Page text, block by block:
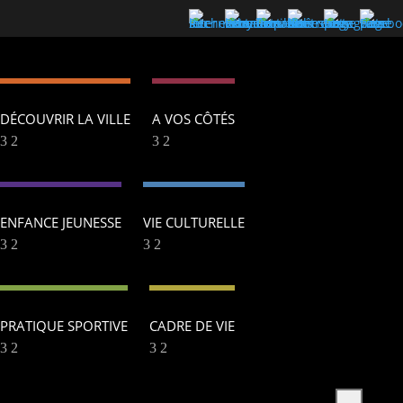
DÉCOUVRIR LA VILLE A VOS CÔTÉS
ENFANCE JEUNESSE VIE CULTURELLE
PRATIQUE SPORTIVE CADRE DE VIE